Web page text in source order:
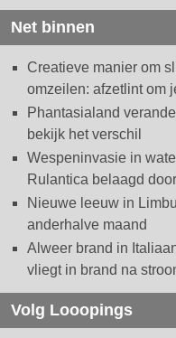
Net binnen
Creatieve manier om
omzeilen: afzetlint om
Phantasialand
bekijk het verschil
Wespeninvasie in
Rulantica belaagd
Nieuwe leeuw in
anderhalve maand
Alweer brand in
vliegt in brand na
Volg Looopings